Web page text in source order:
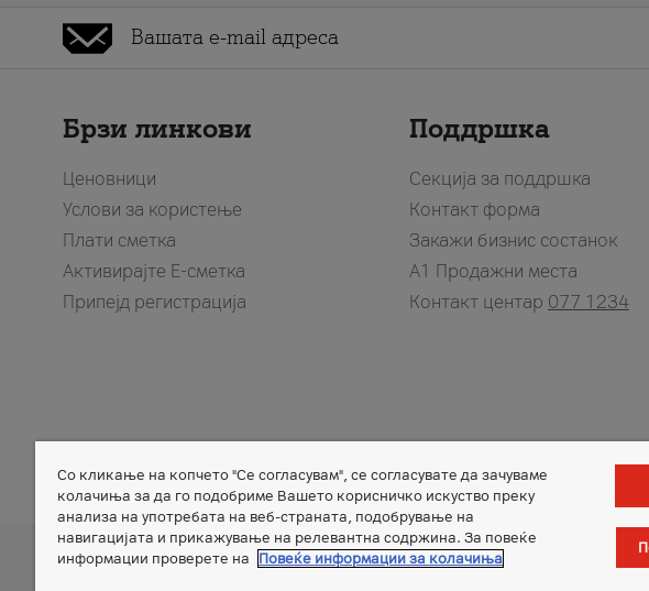
Брзи линкови
Ценовници
Услови за користење
Плати сметка
Активирајте Е-сметка
Припејд регистрација
Поддршка
Секција за поддршка
Контакт форма
Закажи бизнис состанок
A1 Продажни места
Контакт центар 077 1234
Member of
Дознај повеќе за A1 Telekom Austria Group A1 Austria A1
Со кликање на копчето "Се согласувам", се согласувате да зачуваме
колачиња за да го подобриме Вашето корисничко искуство преку
анализа на употребата на веб-страната, подобрување на
навигацијата и прикажување на релевантна содржина. За повеќе
информации проверете на
Повеќе информации за колачиња